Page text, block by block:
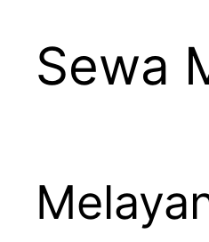
Sewa